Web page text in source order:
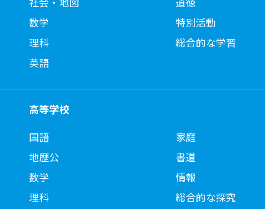
数学
理科
英語
特別活動
総合的な学習
高等学校
国語
地歴公
数学
理科
家庭
書道
情報
総合的な探究